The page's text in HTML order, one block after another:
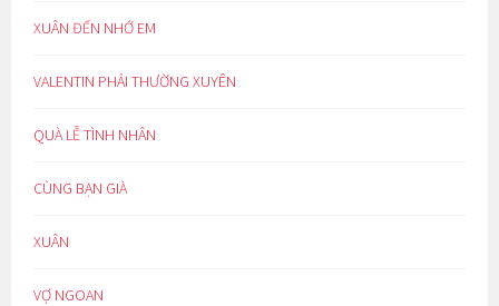
XUÂN ĐẾN NHỚ EM
VALENTIN PHẢI THƯỜNG XUYÊN
QUÀ LỄ TÌNH NHÂN
CÙNG BẠN GIÀ
XUÂN
VỢ NGOAN